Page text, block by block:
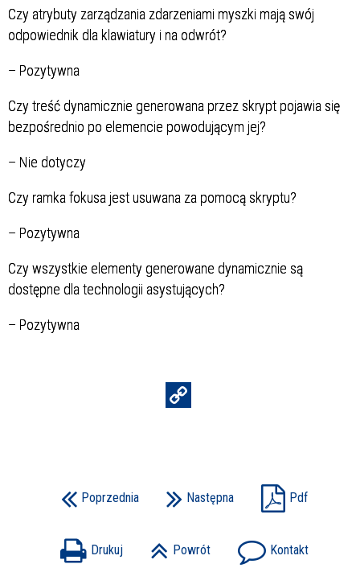
Czy atrybuty zarządzania zdarzeniami myszki mają swój
odpowiednik dla klawiatury i na odwrót?
– Pozytywna
Czy treść dynamicznie generowana przez skrypt pojawia się
bezpośrednio po elemencie powodującym jej?
– Nie dotyczy
Czy ramka fokusa jest usuwana za pomocą skryptu?
– Pozytywna
Czy wszystkie elementy generowane dynamicznie są
dostępne dla technologii asystujących?
– Pozytywna
Poprzednia Następna Pdf
Drukuj Powrót Kontakt